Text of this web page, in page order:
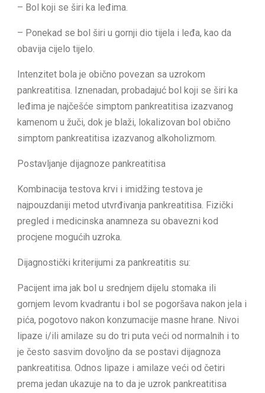
– Bol koji se širi ka leđima.
– Ponekad se bol širi u gornji dio tijela i leđa, kao da
obavija cijelo tijelo.
Intenzitet bola je obično povezan sa uzrokom
pankreatitisa. Iznenadan, probadajuć bol koji se širi ka
leđima je najčešće simptom pankreatitisa izazvanog
kamenom u žuči, dok je blaži, lokalizovan bol obično
simptom pankreatitisa izazvanog alkoholizmom.
Postavljanje dijagnoze pankreatitisa
Kombinacija testova krvi i imidžing testova je
najpouzdaniji metod utvrđivanja pankreatitisa. Fizički
pregled i medicinska anamneza su obavezni kod
procjene mogućih uzroka.
Dijagnostički kriterijumi za pankreatitis su:
Pacijent ima jak bol u srednjem dijelu stomaka ili
gornjem levom kvadrantu i bol se pogoršava nakon jela i
pića, pogotovo nakon konzumacije masne hrane. Nivoi
lipaze i/ili amilaze su do tri puta veći od normalnih i to
je često sasvim dovoljno da se postavi dijagnoza
pankreatitisa. Odnos lipaze i amilaze veći od četiri
prema jedan ukazuje na to da je uzrok pankreatitisa